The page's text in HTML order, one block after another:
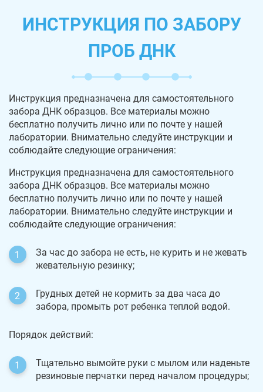
ИНСТРУКЦИЯ ПО ЗАБОРУ
ПРОБ ДНК
Инструкция предназначена для самостоятельного
забора ДНК образцов. Все материалы можно
бесплатно получить лично или по почте у нашей
лаборатории. Внимательно следуйте инструкции и
соблюдайте следующие ограничения:
Инструкция предназначена для самостоятельного
забора ДНК образцов. Все материалы можно
бесплатно получить лично или по почте у нашей
лаборатории. Внимательно следуйте инструкции и
соблюдайте следующие ограничения:
За час до забора не есть, не курить и не жевать
жевательную резинку;
Грудных детей не кормить за два часа до
забора, промыть рот ребенка теплой водой.
Порядок действий:
Тщательно вымойте руки с мылом или наденьте
резиновые перчатки перед началом процедуры;